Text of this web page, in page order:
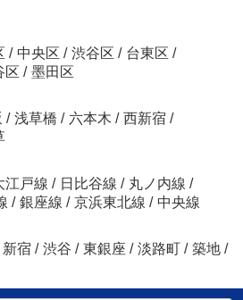
/ 中央区 / 渋谷区 / 台東区 /
区 / 墨田区
/ 浅草橋 / 六本木 / 西新宿 /
江戸線 / 日比谷線 / 丸ノ内線 /
/ 銀座線 / 京浜東北線 / 中央線
新宿 / 渋谷 / 東銀座 / 淡路町 / 築地 /